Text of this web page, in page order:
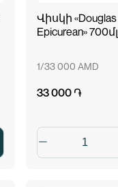
Վիսկի «Douglas
Epicurean» 700մլ
1/33 000 AMD
33 000 ֏